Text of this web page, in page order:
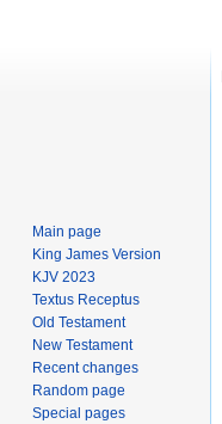
Main page
King James Version
KJV 2023
Textus Receptus
Old Testament
New Testament
Recent changes
Random page
Special pages